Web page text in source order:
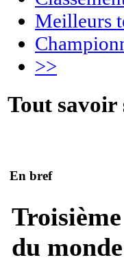
Meilleurs
>>
Tout savoir
En bref
du